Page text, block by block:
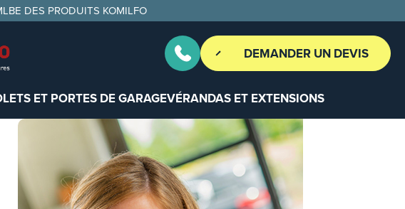
DES PRODUITS KOMILFO
DEMANDER UN DEVIS
ET PORTES DE GARAGEVÉRANDAS ET EXTENSIONS